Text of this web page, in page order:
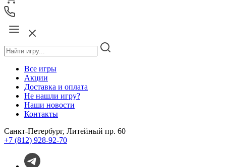
Все игры
Акции
Доставка и оплата
Не нашли игру?
Наши новости
Контакты
Санкт-Петербург, Литейный пр. 60
+7 (812) 928-92-70